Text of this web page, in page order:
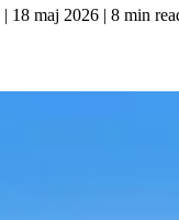
| 18 maj 2026 | 8 min